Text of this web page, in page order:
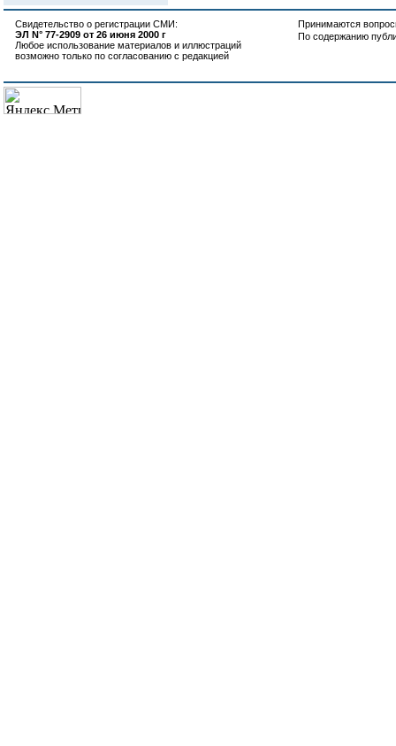
Свидетельство о регистрации СМИ:
ЭЛ N° 77-2909 от 26 июня 2000 г
Любое использование материалов и иллюстраций
возможно только по согласованию с редакцией
Принимаются
По содержанию